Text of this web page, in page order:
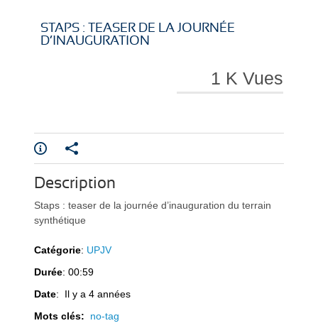
i
e
i
e
STAPS : TEASER DE LA JOURNÉE
D’INAUGURATION
1 K Vues
Description
Staps : teaser de la journée d’inauguration du terrain
synthétique
Catégorie: UPJV
Durée: 00:59
Date: Il y a 4 années
Mots clés: no-tag